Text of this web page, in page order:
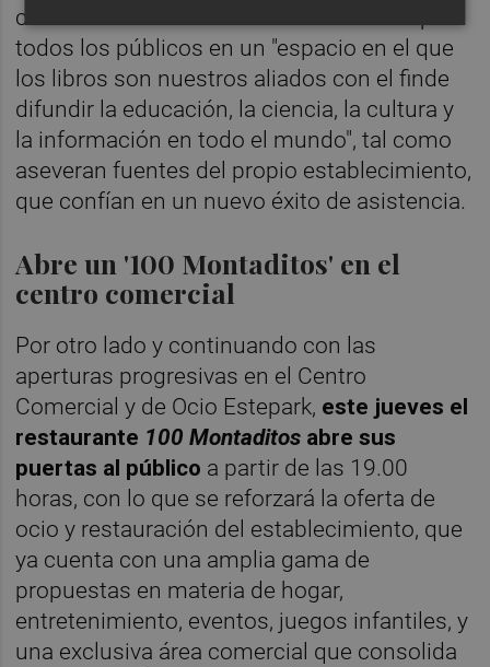
convertirá de este modo en un reclamo para
todos los públicos en un "espacio en el que
los libros son nuestros aliados con el finde
difundir la educación, la ciencia, la cultura y
la información en todo el mundo", tal como
aseveran fuentes del propio establecimiento,
que confían en un nuevo éxito de asistencia.
Abre un '100 Montaditos' en el
centro comercial
Por otro lado y continuando con las
aperturas progresivas en el Centro
Comercial y de Ocio Estepark, este jueves el
restaurante 100 Montaditos abre sus
puertas al público a partir de las 19.00
horas, con lo que se reforzará la oferta de
ocio y restauración del establecimiento, que
ya cuenta con una amplia gama de
propuestas en materia de hogar,
entretenimiento, eventos, juegos infantiles, y
una exclusiva área comercial que consolida